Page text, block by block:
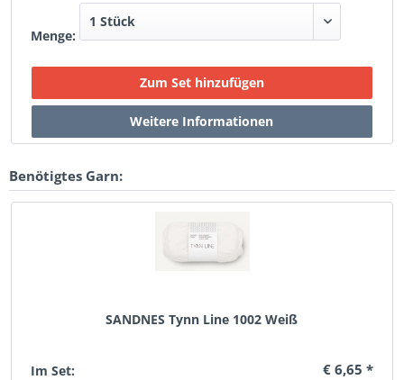
Menge:
Benötigtes Garn:
SANDNES Tynn Line 1002 Weiß
Im Set: € 6,65 *